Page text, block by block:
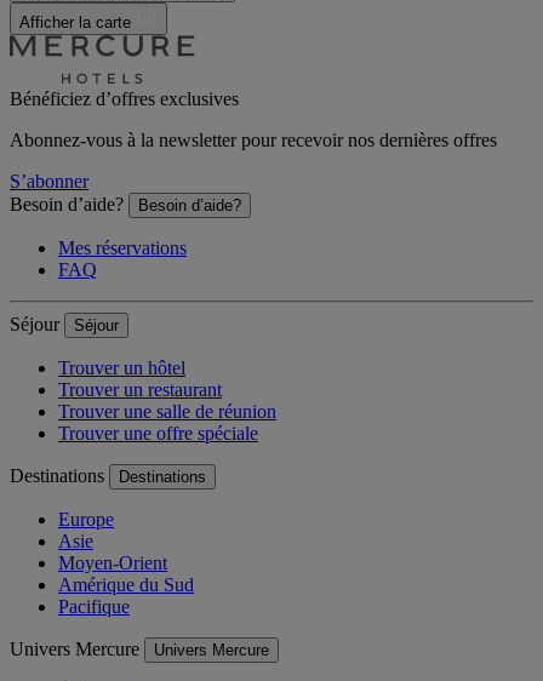
Afficher la carte
Bénéficiez d’offres exclusives
Abonnez-vous à la newsletter pour recevoir nos dernières offres
S’abonner
Besoin d’aide?
Besoin d’aide?
Mes réservations
FAQ
Séjour Séjour
Trouver un hôtel
Trouver un restaurant
Trouver une salle de réunion
Trouver une offre spéciale
Destinations Destinations
Europe
Asie
Moyen-Orient
Amérique du Sud
Pacifique
Univers Mercure Univers Mercure